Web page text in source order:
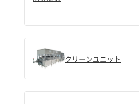
クリーンユニット